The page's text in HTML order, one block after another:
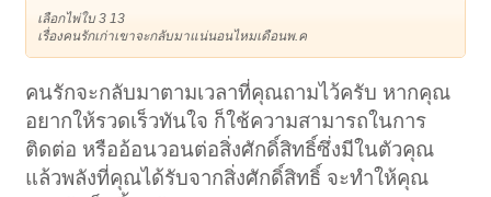
เลือกไพ่ใบ 3 13
เรื่องคนรักเก่าเขาจะกลับมาแน่นอนไหมเดือนพ.ค
คนรักจะกลับมาตามเวลาที่คุณถามไว้ครับ หากคุณ
อยากให้รวดเร็วทันใจ ก็ใช้ความสามารถในการ
ติดต่อ หรืออ้อนวอนต่อสิ่งศักดิ์สิทธิ์ซึ่งมีในตัวคุณ
แล้วพลังที่คุณได้รับจากสิ่งศักดิ์สิทธิ์ จะทำให้คุณ